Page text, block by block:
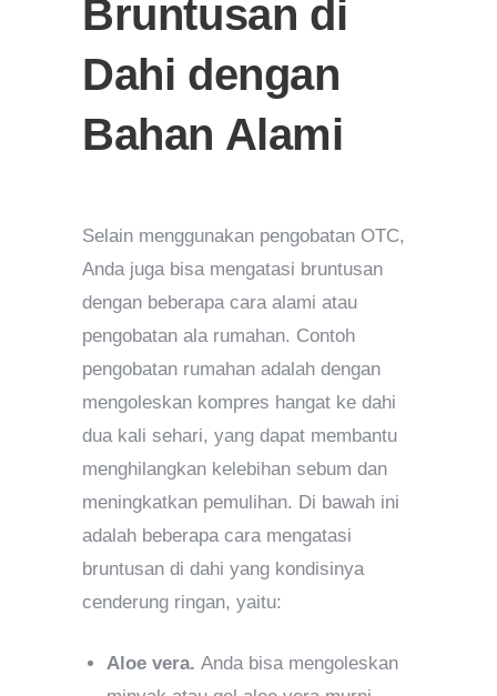
Bruntusan di
Dahi dengan
Bahan Alami
Selain menggunakan pengobatan OTC,
Anda juga bisa mengatasi bruntusan
dengan beberapa cara alami atau
pengobatan ala rumahan. Contoh
pengobatan rumahan adalah dengan
mengoleskan kompres hangat ke dahi
dua kali sehari, yang dapat membantu
menghilangkan kelebihan sebum dan
meningkatkan pemulihan. Di bawah ini
adalah beberapa cara mengatasi
bruntusan di dahi yang kondisinya
cenderung ringan, yaitu:
Aloe vera. Anda bisa mengoleskan